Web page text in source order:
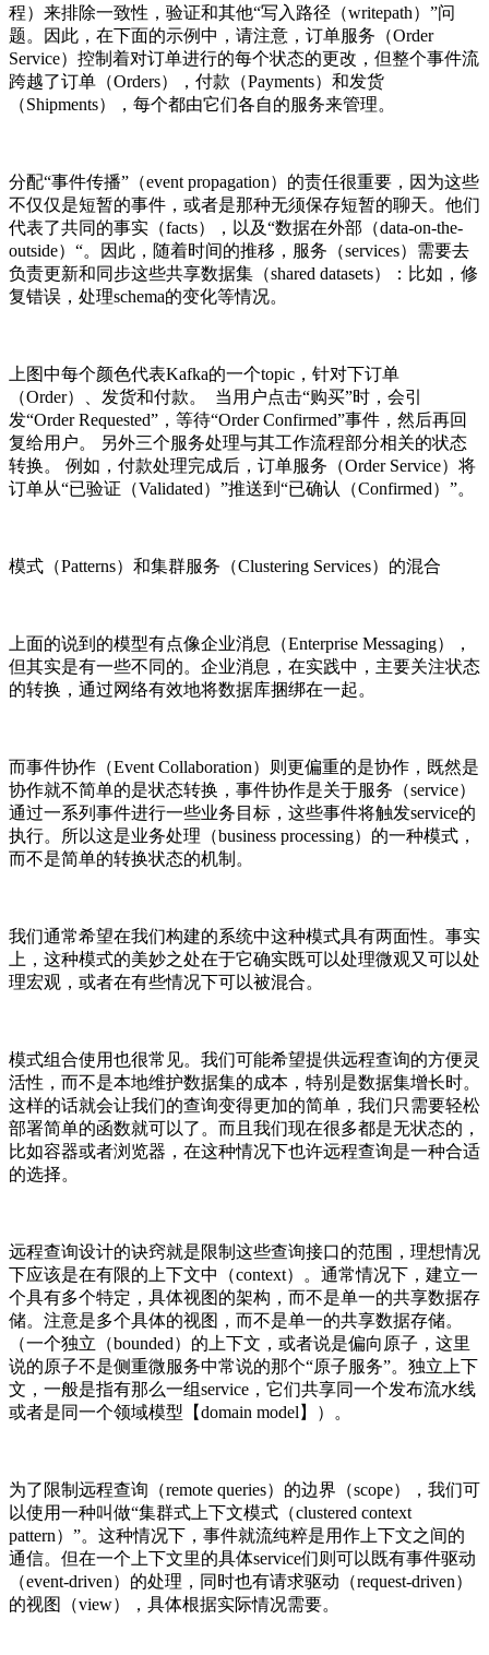
程）来排除一致性，验证和其他“写入路径（writepath）”问
题。因此，在下面的示例中，请注意，订单服务（Order
Service）控制着对订单进行的每个状态的更改，但整个事件流
跨越了订单（Orders），付款（Payments）和发货
（Shipments），每个都由它们各自的服务来管理。
分配“事件传播”（event propagation）的责任很重要，因为这些
不仅仅是短暂的事件，或者是那种无须保存短暂的聊天。他们
代表了共同的事实（facts），以及“数据在外部（data-on-the-
outside）“。因此，随着时间的推移，服务（services）需要去
负责更新和同步这些共享数据集（shared datasets）：比如，修
复错误，处理schema的变化等情况。
上图中每个颜色代表Kafka的一个topic，针对下订单
（Order）、发货和付款。 当用户点击“购买”时，会引
发“Order Requested”，等待“Order Confirmed”事件，然后再回
复给用户。 另外三个服务处理与其工作流程部分相关的状态
转换。 例如，付款处理完成后，订单服务（Order Service）将
订单从“已验证（Validated）”推送到“已确认（Confirmed）”。
模式（Patterns）和集群服务（Clustering Services）的混合
上面的说到的模型有点像企业消息（Enterprise Messaging），
但其实是有一些不同的。企业消息，在实践中，主要关注状态
的转换，通过网络有效地将数据库捆绑在一起。
而事件协作（Event Collaboration）则更偏重的是协作，既然是
协作就不简单的是状态转换，事件协作是关于服务（service）
通过一系列事件进行一些业务目标，这些事件将触发service的
执行。所以这是业务处理（business processing）的一种模式，
而不是简单的转换状态的机制。
我们通常希望在我们构建的系统中这种模式具有两面性。事实
上，这种模式的美妙之处在于它确实既可以处理微观又可以处
理宏观，或者在有些情况下可以被混合。
模式组合使用也很常见。我们可能希望提供远程查询的方便灵
活性，而不是本地维护数据集的成本，特别是数据集增长时。
这样的话就会让我们的查询变得更加的简单，我们只需要轻松
部署简单的函数就可以了。而且我们现在很多都是无状态的，
比如容器或者浏览器，在这种情况下也许远程查询是一种合适
的选择。
远程查询设计的诀窍就是限制这些查询接口的范围，理想情况
下应该是在有限的上下文中（context）。通常情况下，建立一
个具有多个特定，具体视图的架构，而不是单一的共享数据存
储。注意是多个具体的视图，而不是单一的共享数据存储。
（一个独立（bounded）的上下文，或者说是偏向原子，这里
说的原子不是侧重微服务中常说的那个“原子服务”。独立上下
文，一般是指有那么一组service，它们共享同一个发布流水线
或者是同一个领域模型【domain model】）。
为了限制远程查询（remote queries）的边界（scope），我们可
以使用一种叫做“集群式上下文模式（clustered context
pattern）”。这种情况下，事件就流纯粹是用作上下文之间的
通信。但在一个上下文里的具体service们则可以既有事件驱动
（event-driven）的处理，同时也有请求驱动（request-driven）
的视图（view），具体根据实际情况需要。